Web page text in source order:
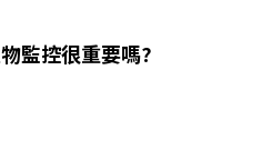
監控很重要嗎?